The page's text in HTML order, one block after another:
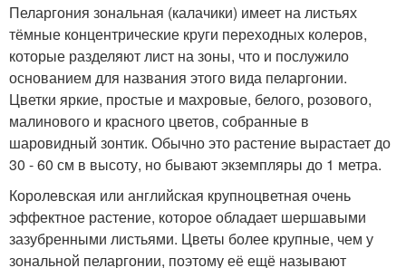
Пеларгония зональная (калачики) имеет на листьях
тёмные концентрические круги переходных колеров,
которые разделяют лист на зоны, что и послужило
основанием для названия этого вида пеларгонии.
Цветки яркие, простые и махровые, белого, розового,
малинового и красного цветов, собранные в
шаровидный зонтик. Обычно это растение вырастает до
30 - 60 см в высоту, но бывают экземпляры до 1 метра.
Королевская или английская крупноцветная очень
эффектное растение, которое обладает шершавыми
зазубренными листьями. Цветы более крупные, чем у
зональной пеларгонии, поэтому её ещё называют